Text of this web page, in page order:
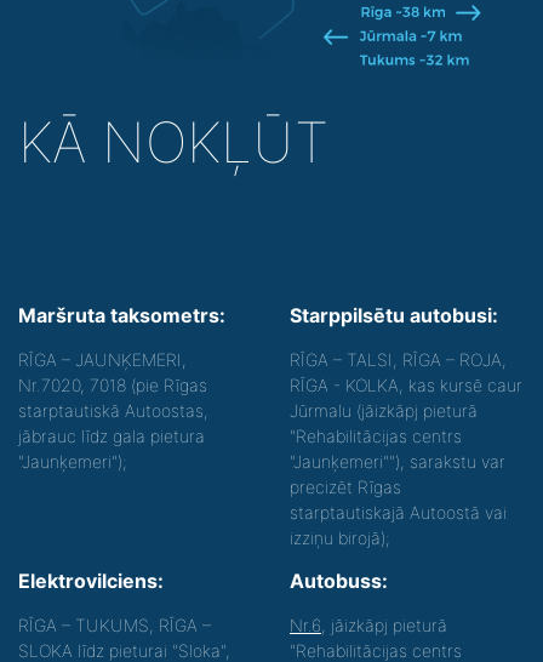
KĀ NOKĻŪT
Maršruta taksometrs:
RĪGA – JAUNĶEMERI,
Nr.7020, 7018 (pie Rīgas
starptautiskā Autoostas,
jābrauc līdz gala pietura
"Jaunķemeri");
Starppilsētu autobusi:
RĪGA – TALSI, RĪGA – ROJA,
RĪGA - KOLKA, kas kursē caur
Jūrmalu (jāizkāpj pieturā
"Rehabilitācijas centrs
"Jaunķemeri""), sarakstu var
precizēt Rīgas
starptautiskajā Autoostā vai
izziņu birojā);
Elektrovilciens:
RĪGA – TUKUMS, RĪGA –
SLOKA līdz pieturai "Sloka",
Autobuss:
Nr.6 , jāizkāpj pieturā
"Rehabilitācijas centrs